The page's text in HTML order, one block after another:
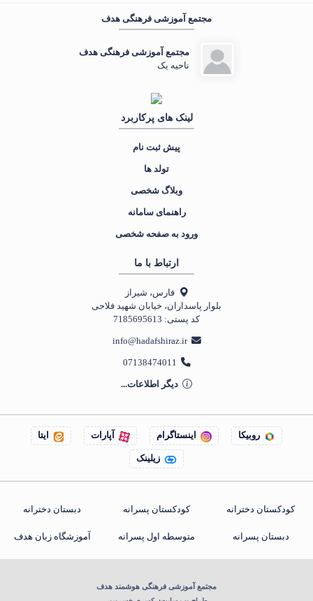
مهمان عزیز ، 🌙 شب‌تون بخیر
در حال جمع‌وجور کردن اطلاعات...
«بنی‌آدم اعضای یکدیگرند...»
مجتمع آموزشی فرهنگی هدف
مجتمع آموزشی فرهنگی هدف
ناحیه یک
لینک های پرکاربرد
پیش ثبت نام
تولد ها
وبلاگ شخصی
راهنمای سامانه
ورود به صفحه شخصی
ارتباط با ما
فارس، شیراز
بلوار پاسداران، خیابان شهید فلاحی
کد پستی:
info@hadafshiraz.ir
07138474011
دیگر اطلاعات...
روبیکا اینستاگرام آپارات ایتا
زیلینک
کودکستان دخترانه کودکستان پسرانه دبستان دخترانه
دبستان پسرانه متوسطه اول پسرانه آموزشگاه زبان هدف
مجتمع آموزشی فرهنگی هوشمند هدف